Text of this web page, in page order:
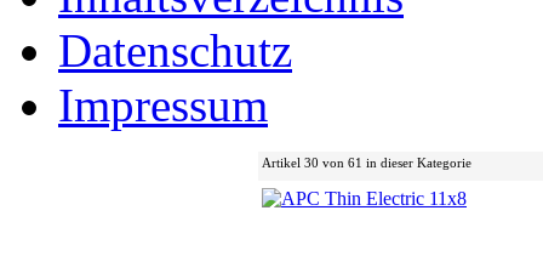
Datenschutz
Impressum
Artikel 30 von 61 in dieser Kategorie